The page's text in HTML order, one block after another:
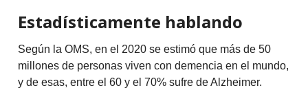
Estadísticamente hablando
Según la OMS, en el 2020 se estimó que más de 50
millones de personas viven con demencia en el mundo,
y de esas, entre el 60 y el 70% sufre de Alzheimer.